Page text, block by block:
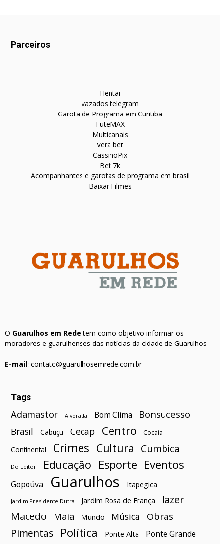
Parceiros
Hentai
vazados telegram
Garota de Programa em Curitiba
FuteMAX
Multicanais
Vera bet
CassinoPix
Bet 7k
Acompanhantes e garotas de programa em brasil
Baixar Filmes
O Guarulhos em Rede tem como objetivo informar os
moradores e guarulhenses das notícias da cidade de Guarulhos
E-mail: contato@guarulhosemrede.com.br
Tags
Adamastor Alvorada Bom Clima Bonsucesso
Brasil Cabuçu Cecap Centro Cocaia
Continental Crimes Cultura Cumbica
Do Leitor Educação Esporte Eventos
Gopoúva Guarulhos Itapegica
Jardim Presidente Dutra Jardim Rosa de França
lazer
Macedo
Maia Mundo Música Obras
Pimentas Política Ponte Alta Ponte Grande